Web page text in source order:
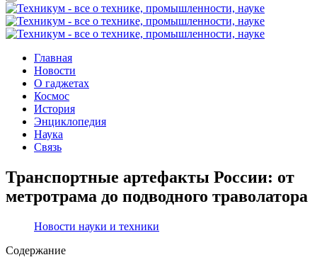
Главная
Новости
О гаджетах
Космос
История
Энциклопедия
Наука
Связь
Транспортные артефакты России: от
метротрама до подводного траволатора
Новости науки и техники
Содержание